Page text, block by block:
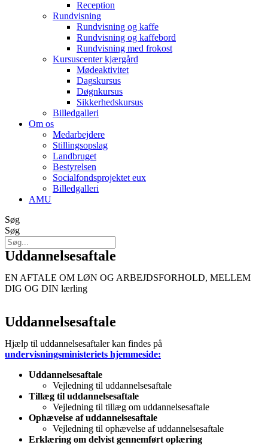
Reception
Rundvisning
Rundvisning og kaffe
Rundvisning og kaffebord
Rundvisning med frokost
Kursuscenter kjærgård
Mødeaktivitet
Dagskursus
Døgnkursus
Sikkerhedskursus
Billedgalleri
Om os
Medarbejdere
Stillingsopslag
Landbruget
Bestyrelsen
Socialfondsprojektet eux
Billedgalleri
AMU
Søg
Søg
Uddannelsesaftale
EN AFTALE OM LØN OG ARBEJDSFORHOLD, MELLEM
DIG OG DIN lærling
Uddannelsesaftale
Hjælp til uddannelsesaftaler kan findes på
undervisningsministeriets hjemmeside:
Uddannelsesaftale
Vejledning til uddannelsesaftale
Tillæg til uddannelsesaftale
Vejledning til tillæg om uddannelsesaftale
Ophævelse af uddannelsesaftale
Vejledning til ophævelse af uddannelsesaftale
Erklæring om delvist gennemført oplæring